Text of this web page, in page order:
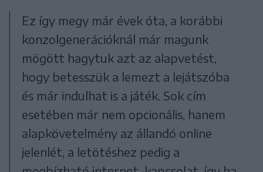
Ez így megy már évek óta, a korábbi
konzolgenerációknál már magunk
mögött hagytuk azt az alapvetést,
hogy betesszük a lemezt a lejátszóba
és már indulhat is a játék. Sok cím
esetében már nem opcionális, hanem
alapkövetelmény az állandó online
jelenlét, a letötéshez pedig a